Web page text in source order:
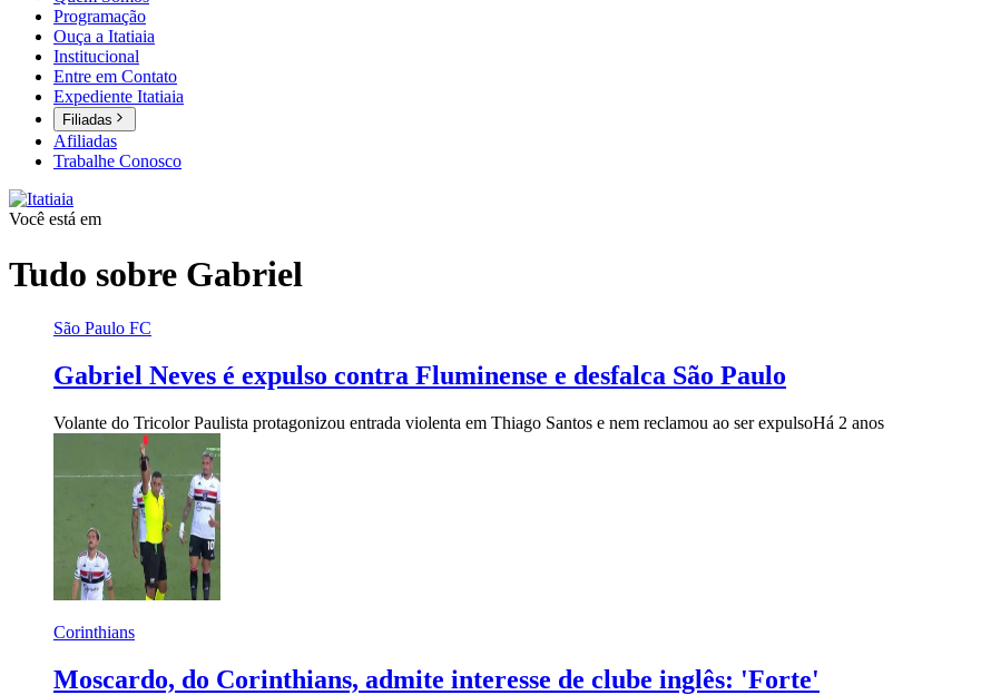
Programação
Ouça a Itatiaia
Institucional
Entre em Contato
Expediente Itatiaia
Filiadas
Afiliadas
Trabalhe Conosco
Você está em
Tudo sobre Gabriel
São Paulo FC
Gabriel Neves é expulso contra Fluminense e desfalca São Paulo
Volante do Tricolor Paulista protagonizou entrada violenta em Thiago Santos e nem reclamou ao ser expulsoHá 2 anos
Corinthians
Moscardo, do Corinthians, admite interesse de clube inglês: 'Forte'